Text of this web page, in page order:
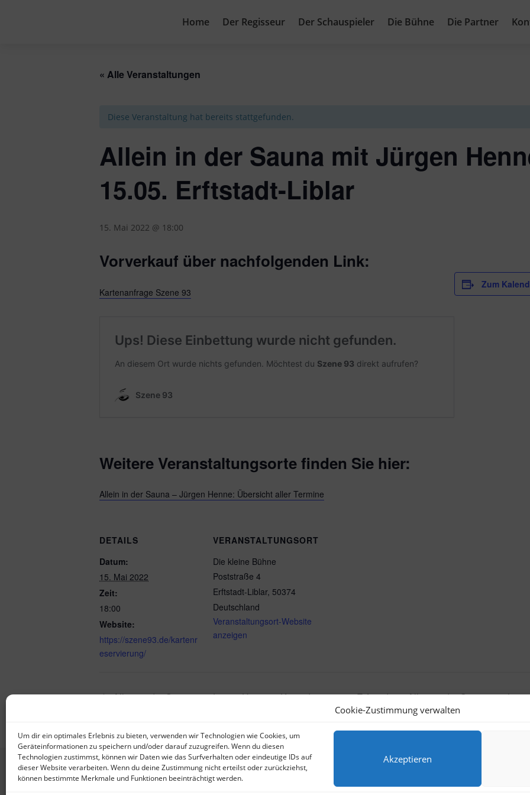
Cookie-Zustimmung verwalten
Um dir ein optimales Erlebnis zu bieten, verwenden wir Technologien wie Cookies, um
Geräteinformationen zu speichern und/oder darauf zuzugreifen. Wenn du diesen
Technologien zustimmst, können wir Daten wie das Surfverhalten oder eindeutige IDs auf
dieser Website verarbeiten. Wenn du deine Zustimmung nicht erteilst oder zurückziehst,
können bestimmte Merkmale und Funktionen beeinträchtigt werden.
Akzeptieren
Home Der Regisseur Der Schauspieler Die Bühne Die Partner
« Alle Veranstaltungen
Diese Veranstaltung hat bereits stattgefunden.
Allein in der Sauna mit Jürgen
15.05. Erftstadt-Liblar
15. Mai 2022 @ 18:00
Vorverkauf über nachfolgenden Link:
Kartenanfrage Szene 93
Weitere Veranstaltungsorte finden Sie hier:
Allein in der Sauna – Jürgen Henne: Übersicht aller Termine
Zum
DETAILS
Datum:
15. Mai 2022
Zeit:
18:00
Website:
https://szene93.de/kartenr
eservierung/
VERANSTALTUNGSORT
Die kleine Bühne
Poststraße 4
Erftstadt-Liblar, 50374
Deutschland
Veranstaltungsort-Website
anzeigen
Allein in der Sauna mit Jürgen Henne – Komödie – 14.05. Erftstadt-
Allein in der Sauna mit
Sindelfingen
Cookie-Richtlinien Termine